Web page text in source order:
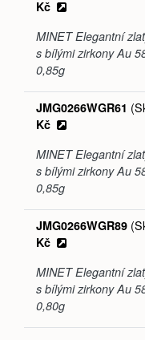
Kč
MINET Elegantní
s bílými zirkony Au
0,85g
JMG0266WGR61
Kč
MINET Elegantní
s bílými zirkony Au
0,85g
JMG0266WGR89
Kč
MINET Elegantní
s bílými zirkony Au
0,80g